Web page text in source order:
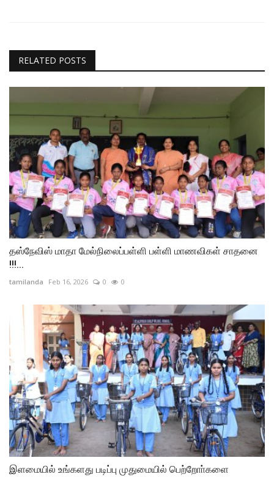
RELATED POSTS
தஸ்நேவிஸ் மாதா மேல்நிலைப்பள்ளி பள்ளி மாணவிகள் சாதனை
!!!...
tamilanda Feb 16, 2026 0 0
இளமையில் உங்களது படிப்பு முதுமையில் பெற்றோா்களை